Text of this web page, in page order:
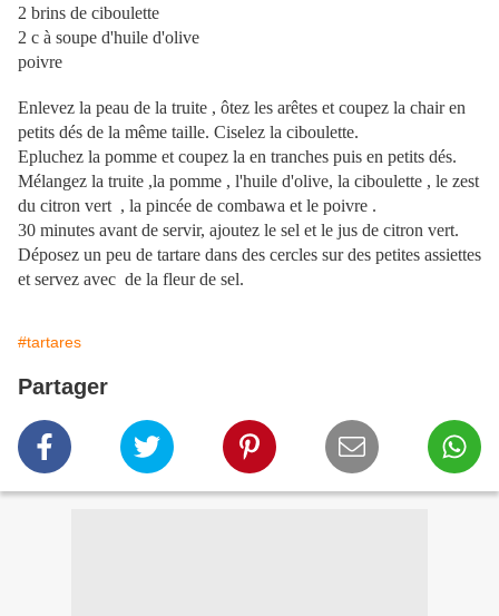
2 brins de ciboulette
2 c à soupe d'huile d'olive
poivre
Enlevez la peau de la truite , ôtez les arêtes et coupez la chair en
petits dés de la même taille. Ciselez la ciboulette.
Epluchez la pomme et coupez la en tranches puis en petits dés.
Mélangez la truite ,la pomme , l'huile d'olive, la ciboulette , le zest
du citron vert , la pincée de combawa et le poivre .
30 minutes avant de servir, ajoutez le sel et le jus de citron vert.
Déposez un peu de tartare dans des cercles sur des petites assiettes
et servez avec de la fleur de sel.
#tartares
Partager